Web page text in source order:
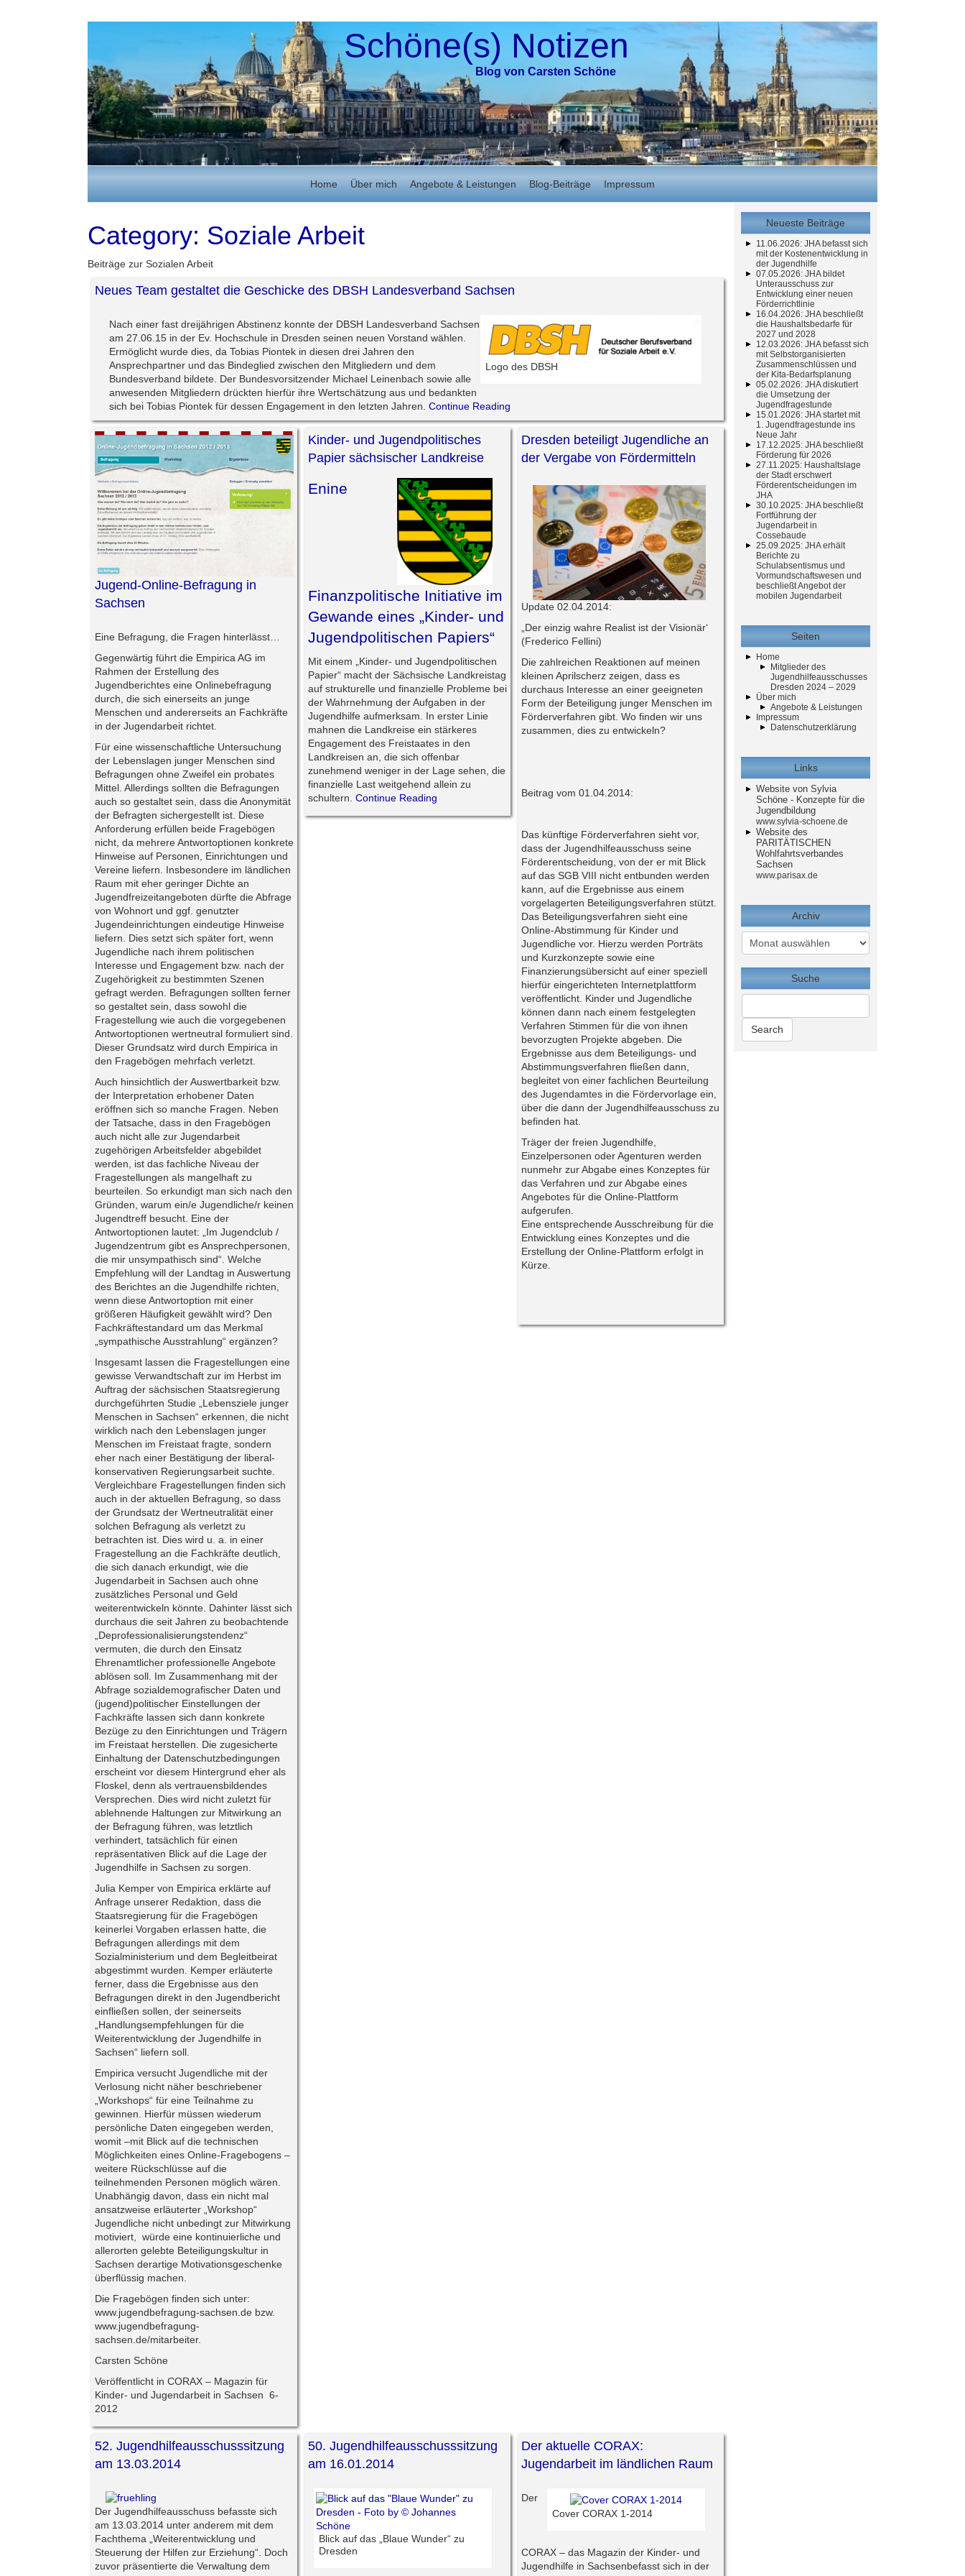
Blog von Carsten Schöne
Schöne(s) Notizen
Home Über mich Angebote & Leistungen Blog-Beiträge Impressum
Category: Soziale Arbeit
Beiträge zur Sozialen Arbeit
Neues Team gestaltet die Geschicke des DBSH Landesverband Sachsen
Logo des DBSH
Nach einer fast dreijährigen Abstinenz konnte der DBSH Landesverband Sachsen
am 27.06.15 in der Ev. Hochschule in Dresden seinen neuen Vorstand wählen.
Ermöglicht wurde dies, da Tobias Piontek in diesen drei Jahren den
Ansprechpartner und das Bindeglied zwischen den Mitgliedern und dem
Bundesverband bildete. Der Bundesvorsitzender Michael Leinenbach sowie alle
anwesenden Mitgliedern drückten hierfür ihre Wertschätzung aus und bedankten
sich bei Tobias Piontek für dessen Engagement in den letzten Jahren. Continue Reading
Jugend-Online-Befragung in
Sachsen
Eine Befragung, die Fragen hinterlässt…
Gegenwärtig führt die Empirica AG im
Rahmen der Erstellung des
Jugendberichtes eine Onlinebefragung
durch, die sich einerseits an junge
Menschen und andererseits an Fachkräfte
in der Jugendarbeit richtet.
Für eine wissenschaftliche Untersuchung
der Lebenslagen junger Menschen sind
Befragungen ohne Zweifel ein probates
Mittel. Allerdings sollten die Befragungen
auch so gestaltet sein, dass die Anonymität
der Befragten sichergestellt ist. Diese
Anforderung erfüllen beide Fragebögen
nicht, da mehrere Antwortoptionen konkrete
Hinweise auf Personen, Einrichtungen und
Vereine liefern. Insbesondere im ländlichen
Raum mit eher geringer Dichte an
Jugendfreizeitangeboten dürfte die Abfrage
von Wohnort und ggf. genutzter
Jugendeinrichtungen eindeutige Hinweise
liefern. Dies setzt sich später fort, wenn
Jugendliche nach ihrem politischen
Interesse und Engagement bzw. nach der
Zugehörigkeit zu bestimmten Szenen
gefragt werden. Befragungen sollten ferner
so gestaltet sein, dass sowohl die
Fragestellung wie auch die vorgegebenen
Antwortoptionen wertneutral formuliert sind.
Dieser Grundsatz wird durch Empirica in
den Fragebögen mehrfach verletzt.
Auch hinsichtlich der Auswertbarkeit bzw.
der Interpretation erhobener Daten
eröffnen sich so manche Fragen. Neben
der Tatsache, dass in den Fragebögen
auch nicht alle zur Jugendarbeit
zugehörigen Arbeitsfelder abgebildet
werden, ist das fachliche Niveau der
Fragestellungen als mangelhaft zu
beurteilen. So erkundigt man sich nach den
Gründen, warum ein/e Jugendliche/r keinen
Jugendtreff besucht. Eine der
Antwortoptionen lautet: „Im Jugendclub /
Jugendzentrum gibt es Ansprechpersonen,
die mir unsympathisch sind“. Welche
Empfehlung will der Landtag in Auswertung
des Berichtes an die Jugendhilfe richten,
wenn diese Antwortoption mit einer
größeren Häufigkeit gewählt wird? Den
Fachkräftestandard um das Merkmal
„sympathische Ausstrahlung“ ergänzen?
Insgesamt lassen die Fragestellungen eine
gewisse Verwandtschaft zur im Herbst im
Auftrag der sächsischen Staatsregierung
durchgeführten Studie „Lebensziele junger
Menschen in Sachsen“ erkennen, die nicht
wirklich nach den Lebenslagen junger
Menschen im Freistaat fragte, sondern
eher nach einer Bestätigung der liberal-
konservativen Regierungsarbeit suchte.
Vergleichbare Fragestellungen finden sich
auch in der aktuellen Befragung, so dass
der Grundsatz der Wertneutralität einer
solchen Befragung als verletzt zu
betrachten ist. Dies wird u. a. in einer
Fragestellung an die Fachkräfte deutlich,
die sich danach erkundigt, wie die
Jugendarbeit in Sachsen auch ohne
zusätzliches Personal und Geld
weiterentwickeln könnte. Dahinter lässt sich
durchaus die seit Jahren zu beobachtende
„Deprofessionalisierungstendenz“
vermuten, die durch den Einsatz
Ehrenamtlicher professionelle Angebote
ablösen soll. Im Zusammenhang mit der
Abfrage sozialdemografischer Daten und
(jugend)politischer Einstellungen der
Fachkräfte lassen sich dann konkrete
Bezüge zu den Einrichtungen und Trägern
im Freistaat herstellen. Die zugesicherte
Einhaltung der Datenschutzbedingungen
erscheint vor diesem Hintergrund eher als
Floskel, denn als vertrauensbildendes
Versprechen. Dies wird nicht zuletzt für
ablehnende Haltungen zur Mitwirkung an
der Befragung führen, was letztlich
verhindert, tatsächlich für einen
repräsentativen Blick auf die Lage der
Jugendhilfe in Sachsen zu sorgen.
Julia Kemper von Empirica erklärte auf
Anfrage unserer Redaktion, dass die
Staatsregierung für die Fragebögen
keinerlei Vorgaben erlassen hatte, die
Befragungen allerdings mit dem
Sozialministerium und dem Begleitbeirat
abgestimmt wurden. Kemper erläuterte
ferner, dass die Ergebnisse aus den
Befragungen direkt in den Jugendbericht
einfließen sollen, der seinerseits
„Handlungsempfehlungen für die
Weiterentwicklung der Jugendhilfe in
Sachsen“ liefern soll.
Empirica versucht Jugendliche mit der
Verlosung nicht näher beschriebener
„Workshops“ für eine Teilnahme zu
gewinnen. Hierfür müssen wiederum
persönliche Daten eingegeben werden,
womit –mit Blick auf die technischen
Möglichkeiten eines Online-Fragebogens –
weitere Rückschlüsse auf die
teilnehmenden Personen möglich wären.
Unabhängig davon, dass ein nicht mal
ansatzweise erläuterter „Workshop“
Jugendliche nicht unbedingt zur Mitwirkung
motiviert, würde eine kontinuierliche und
allerorten gelebte Beteiligungskultur in
Sachsen derartige Motivationsgeschenke
überflüssig machen.
Die Fragebögen finden sich unter:
www.jugendbefragung-sachsen.de bzw.
www.jugendbefragung-
sachsen.de/mitarbeiter.
Carsten Schöne
Veröffentlicht in CORAX – Magazin für
Kinder- und Jugendarbeit in Sachsen 6-
2012
Kinder- und Jugendpolitisches
Papier sächsischer Landkreise
Enine
Finanzpolitische Initiative im
Gewande eines „Kinder- und
Jugendpolitischen Papiers“
Mit einem „Kinder- und Jugendpolitischen
Papier“ macht der Sächsische Landkreistag
auf strukturelle und finanzielle Probleme bei
der Wahrnehmung der Aufgaben in der
Jugendhilfe aufmerksam. In erster Linie
mahnen die Landkreise ein stärkeres
Engagement des Freistaates in den
Landkreisen an, die sich offenbar
zunehmend weniger in der Lage sehen, die
finanzielle Last weitgehend allein zu
schultern. Continue Reading
Dresden beteiligt Jugendliche an
der Vergabe von Fördermitteln
Update 02.04.2014:
„Der einzig wahre Realist ist der Visionär‘
(Frederico Fellini)
Die zahlreichen Reaktionen auf meinen
kleinen Aprilscherz zeigen, dass es
durchaus Interesse an einer geeigneten
Form der Beteiligung junger Menschen im
Förderverfahren gibt. Wo finden wir uns
zusammen, dies zu entwickeln?
Beitrag vom 01.04.2014:
Das künftige Förderverfahren sieht vor,
dass der Jugendhilfeausschuss seine
Förderentscheidung, von der er mit Blick
auf das SGB VIII nicht entbunden werden
kann, auf die Ergebnisse aus einem
vorgelagerten Beteiligungsverfahren stützt.
Das Beteiligungsverfahren sieht eine
Online-Abstimmung für Kinder und
Jugendliche vor. Hierzu werden Porträts
und Kurzkonzepte sowie eine
Finanzierungsübersicht auf einer speziell
hierfür eingerichteten Internetplattform
veröffentlicht. Kinder und Jugendliche
können dann nach einem festgelegten
Verfahren Stimmen für die von ihnen
bevorzugten Projekte abgeben. Die
Ergebnisse aus dem Beteiligungs- und
Abstimmungsverfahren fließen dann,
begleitet von einer fachlichen Beurteilung
des Jugendamtes in die Fördervorlage ein,
über die dann der Jugendhilfeausschuss zu
befinden hat.
Träger der freien Jugendhilfe,
Einzelpersonen oder Agenturen werden
nunmehr zur Abgabe eines Konzeptes für
das Verfahren und zur Abgabe eines
Angebotes für die Online-Plattform
aufgerufen.
Eine entsprechende Ausschreibung für die
Entwicklung eines Konzeptes und die
Erstellung der Online-Plattform erfolgt in
Kürze.
52. Jugendhilfeausschusssitzung
am 13.03.2014
Der Jugendhilfeausschuss befasste sich
am 13.03.2014 unter anderem mit dem
Fachthema „ Weiterentwicklung und
Steuerung der Hilfen zur Erziehung“. Doch
zuvor präsentierte die Verwaltung dem
50. Jugendhilfeausschusssitzung
am 16.01.2014
Blick auf das „Blaue Wunder“ zu
Dresden
Der aktuelle CORAX:
Jugendarbeit im ländlichen Raum
Cover CORAX 1-2014
Der
CORAX – das Magazin der Kinder- und
Jugendhilfe in Sachsenbefasst sich in der
Neueste Beiträge
11.06.2026: JHA befasst sich
mit der Kostenentwicklung in
der Jugendhilfe
07.05.2026: JHA bildet
Unterausschuss zur
Entwicklung einer neuen
Förderrichtlinie
16.04.2026: JHA beschließt
die Haushaltsbedarfe für
2027 und 2028
12.03.2026: JHA befasst sich
mit Selbstorganisierten
Zusammenschlüssen und
der Kita-Bedarfsplanung
05.02.2026: JHA diskutiert
die Umsetzung der
Jugendfragestunde
15.01.2026: JHA startet mit
1. Jugendfragestunde ins
Neue Jahr
17.12.2025: JHA beschließt
Förderung für 2026
27.11.2025: Haushaltslage
der Stadt erschwert
Förderentscheidungen im
JHA
30.10.2025: JHA beschließt
Fortführung der
Jugendarbeit in
Cossebaude
25.09.2025: JHA erhält
Berichte zu
Schulabsentismus und
Vormundschaftswesen und
beschließt Angebot der
mobilen Jugendarbeit
Seiten
Home
Mitglieder des
Jugendhilfeausschusses
Dresden 2024 – 2029
Über mich
Angebote & Leistungen
Impressum
Datenschutzerklärung
Links
Website von Sylvia
Schöne - Konzepte für die
Jugendbildung
www.sylvia-schoene.de
Website des
PARITÄTISCHEN
Wohlfahrtsverbandes
Sachsen
www.parisax.de
Archiv
Archiv
Suche